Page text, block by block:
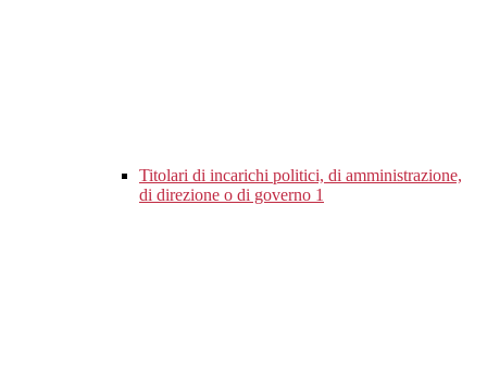
Titolari di incarichi politici, di amministrazione,
di direzione o di governo 1